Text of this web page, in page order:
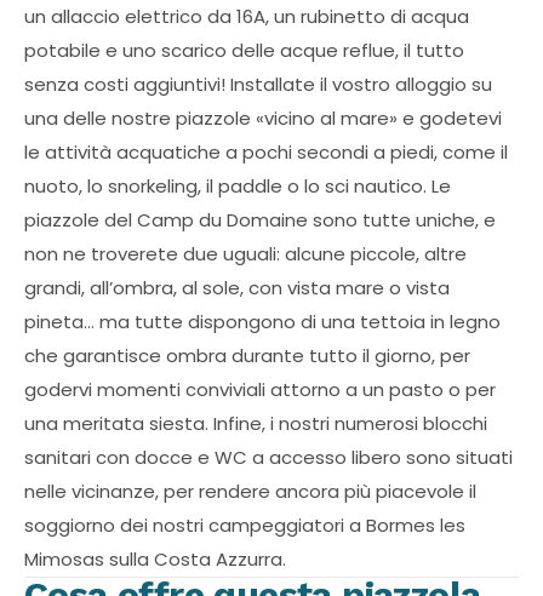
un allaccio elettrico da 16A, un rubinetto di acqua
potabile e uno scarico delle acque reflue, il tutto
senza costi aggiuntivi! Installate il vostro alloggio su
una delle nostre piazzole «vicino al mare» e godetevi
le attività acquatiche a pochi secondi a piedi, come il
nuoto, lo snorkeling, il paddle o lo sci nautico. Le
piazzole del Camp du Domaine sono tutte uniche, e
non ne troverete due uguali: alcune piccole, altre
grandi, all’ombra, al sole, con vista mare o vista
pineta… ma tutte dispongono di una tettoia in legno
che garantisce ombra durante tutto il giorno, per
godervi momenti conviviali attorno a un pasto o per
una meritata siesta. Infine, i nostri numerosi blocchi
sanitari con docce e WC a accesso libero sono situati
nelle vicinanze, per rendere ancora più piacevole il
soggiorno dei nostri campeggiatori a Bormes les
Mimosas sulla Costa Azzurra.